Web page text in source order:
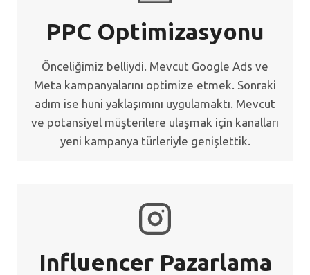
PPC Optimizasyonu
Önceliğimiz belliydi. Mevcut Google Ads ve
Meta kampanyalarını optimize etmek. Sonraki
adım ise huni yaklaşımını uygulamaktı. Mevcut
ve potansiyel müşterilere ulaşmak için kanalları
yeni kampanya türleriyle genişlettik.
Influencer Pazarlama